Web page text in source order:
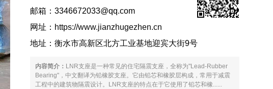
邮箱：3346672033@qq.com
网址： https://www.jianzhugezhen.cn
地址：衡水市高新区北方工业基地迎宾大街9号
内容简介： LNR支座是一种常见的住宅隔震支座，全称为"Lead-Rubber
Bearing"，中文翻译为铅橡胶支座。它由铅芯和橡胶层构成，常用于减震
工程中的建筑物隔震设计。LNR支座的特点在于它使用了铅芯和橡......